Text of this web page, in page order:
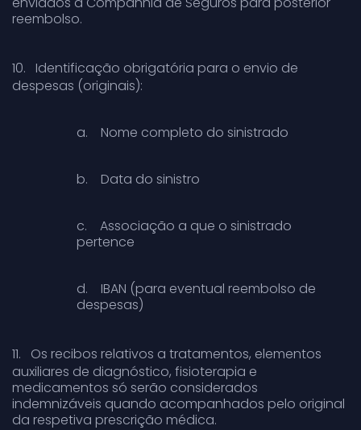
reembolso.
10.
Identificação obrigatória para o envio de
despesas (originais):
a. Nome completo do sinistrado
b. Data do sinistro
c. Associação a que o sinistrado
pertence
d. IBAN (para eventual reembolso de
despesas)
11.
Os recibos relativos a tratamentos, elementos
auxiliares de diagnóstico, fisioterapia e
medicamentos só serão considerados
indemnizáveis quando acompanhados pelo original
da respetiva prescrição médica.